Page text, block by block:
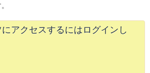
アクセスするにはログインし